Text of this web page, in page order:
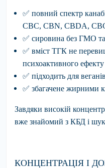
✅ повний спектр
CBC, CBN, CBDA,
✅ сировина без ГМО та
✅ вміст ТГК не
психоактивного ефекту
✅ підходить для веганів
✅ збагачене жирними
Завдяки високій
вже знайомий з КБД і
КОНЦЕНТРАЦІЯ І